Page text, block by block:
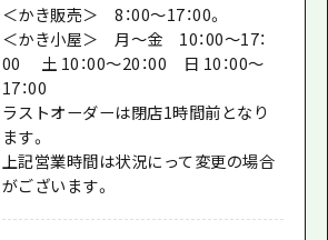
＜かき販売＞ 8：00～17：00。
＜かき小屋＞ 月～金 10：00～17：
00 土 10：00～20：00 日 10：00～
17：00
ラストオーダーは閉店1時間前となり
ます。
上記営業時間は状況にって変更の場合
がございます。